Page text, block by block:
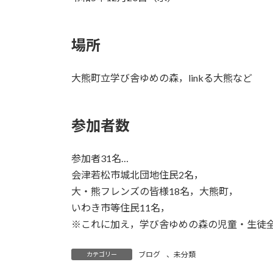
場所
大熊町立学び舎ゆめの森，linkる大熊など
参加者数
参加者31名…
会津若松市城北団地住民2名，
大・熊フレンズの皆様18名，大熊町，
いわき市等住民11名，
※これに加え，学び舎ゆめの森の児童・生徒
カテゴリー ブログ 、 未分類